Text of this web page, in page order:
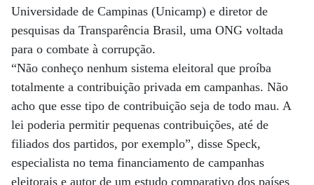
Universidade de Campinas (Unicamp) e diretor de
pesquisas da Transparência Brasil, uma ONG voltada
para o combate à corrupção.
“Não conheço nenhum sistema eleitoral que proíba
totalmente a contribuição privada em campanhas. Não
acho que esse tipo de contribuição seja de todo mau. A
lei poderia permitir pequenas contribuições, até de
filiados dos partidos, por exemplo”, disse Speck,
especialista no tema financiamento de campanhas
eleitorais e autor de um estudo comparativo dos países